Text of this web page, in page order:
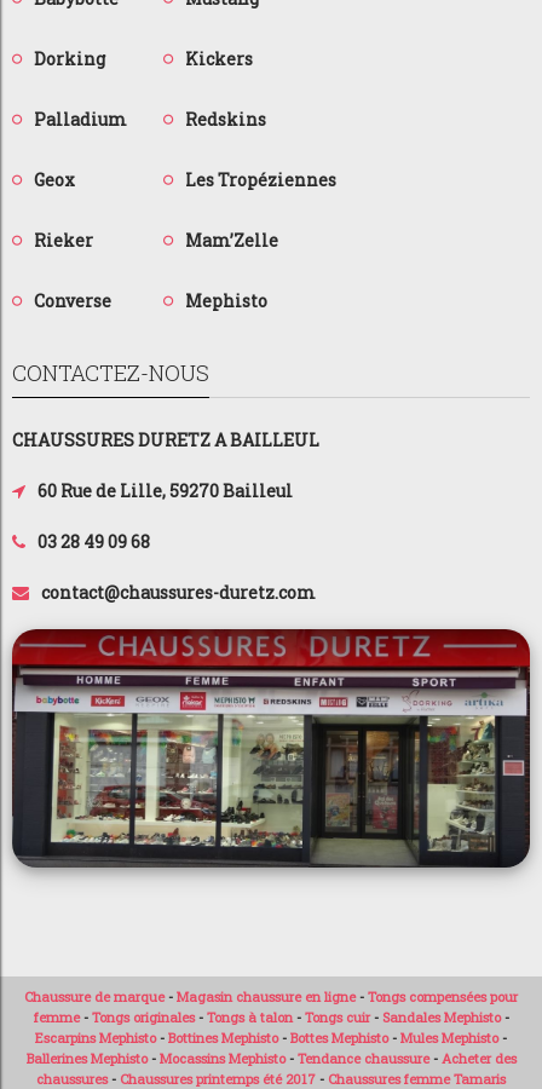
Dorking Kickers
Palladium Redskins
Geox Les Tropéziennes
Rieker Mam’Zelle
Converse Mephisto
CONTACTEZ-NOUS
CHAUSSURES DURETZ A BAILLEUL
60 Rue de Lille, 59270 Bailleul
03 28 49 09 68
contact@chaussures-duretz.com
Chaussure de marque- Magasin chaussure en ligne- Tongs compensées pour
femme- Tongs originales- Tongs à talon- Tongs cuir- Sandales Mephisto-
Escarpins Mephisto- Bottines Mephisto- Bottes Mephisto- Mules Mephisto-
Ballerines Mephisto- Mocassins Mephisto- Tendance chaussure- Acheter des
chaussures- Chaussures printemps été 2017 - Chaussures femme Tamaris